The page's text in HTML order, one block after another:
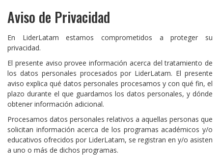
Aviso de Privacidad
En LiderLatam estamos comprometidos a proteger su
privacidad.
El presente aviso provee información acerca del tratamiento de
los datos personales procesados por LiderLatam. El presente
aviso explica qué datos personales procesamos y con qué fin, el
plazo durante el que guardamos los datos personales, y dónde
obtener información adicional.
Procesamos datos personales relativos a aquellas personas que
solicitan información acerca de los programas académicos y/o
educativos ofrecidos por LiderLatam, se registran en y/o asisten
a uno o más de dichos programas.